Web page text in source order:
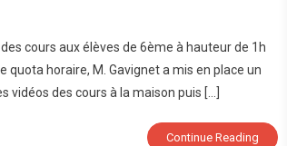
cours aux élèves de 6ème à hauteur de 1h
quota horaire, M. Gavignet a mis en place un
vidéos des cours à la maison puis […]
Continue Reading